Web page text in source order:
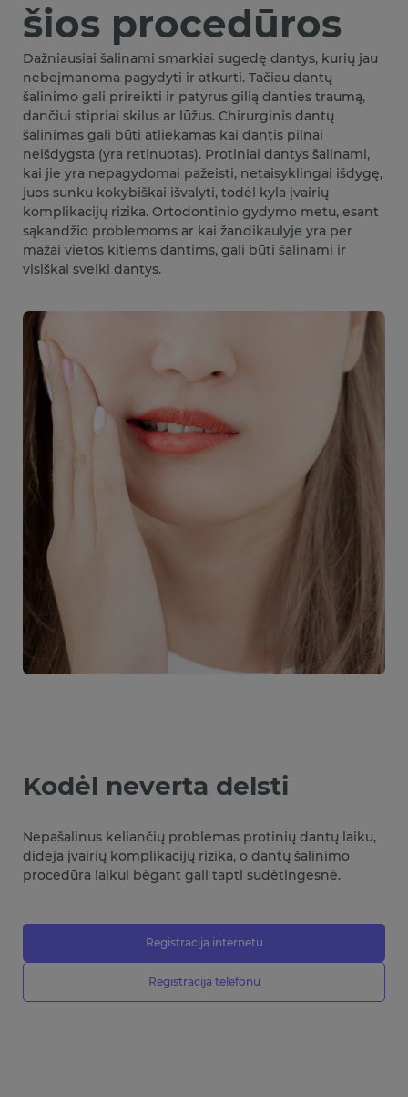
šios procedūros
Dažniausiai šalinami smarkiai sugedę dantys, kurių jau
nebeįmanoma pagydyti ir atkurti. Tačiau dantų
šalinimo gali prireikti ir patyrus gilią danties traumą,
dančiui stipriai skilus ar lūžus. Chirurginis dantų
šalinimas gali būti atliekamas kai dantis pilnai
neišdygsta (yra retinuotas). Protiniai dantys šalinami,
kai jie yra nepagydomai pažeisti, netaisyklingai išdygę,
juos sunku kokybiškai išvalyti, todėl kyla įvairių
komplikacijų rizika. Ortodontinio gydymo metu, esant
sąkandžio problemoms ar kai žandikaulyje yra per
mažai vietos kitiems dantims, gali būti šalinami ir
visiškai sveiki dantys.
Kodėl neverta delsti
Nepašalinus keliančių problemas protinių dantų laiku,
didėja įvairių komplikacijų rizika, o dantų šalinimo
procedūra laikui bėgant gali tapti sudėtingesnė.
Registracija internetu
Registracija telefonu